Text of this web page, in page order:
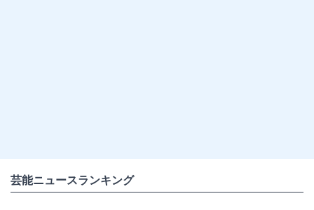
芸能ニュースランキング